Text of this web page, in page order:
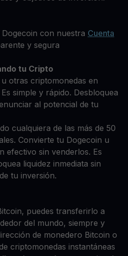
con nuestra Cuenta
y segura
tu Cripto
otras criptomonedas en
simple y rápido. Desbloquea
al potencial de tu
cualquiera de las más de 50
Convierte tu Dogecoin u
efectivo sin venderlos. Es
liquidez inmediata sin
tu inversión.
puedes transferirlo a
del mundo, siempre y
de monedero Bitcoin o
criptomonedas instantáneas